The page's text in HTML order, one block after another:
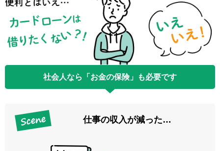
社会人なら「お金の保険」も必要です
仕事の収入が減った…